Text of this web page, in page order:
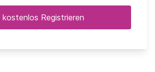
kostenlos Registrieren